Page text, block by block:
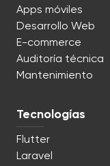
Apps móviles
Desarrollo Web
E-commerce
Auditoría técnica
Mantenimiento
Tecnologías
Flutter
Laravel